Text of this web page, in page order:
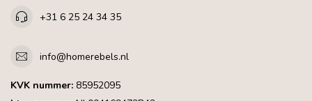
+31 6 25 24 34 35
info@homerebels.nl
KVK nummer: 85952095